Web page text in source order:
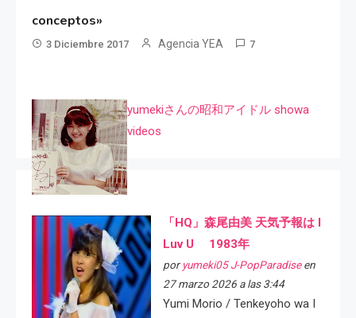
conceptos»
3 Diciembre 2017 Agencia YEA 7
yumekiさんの昭和アイドル showa
videos
「HQ」森尾由美 天気予報は I
Luv U 1983年
por yumeki05 J-PopParadiseen
27 marzo 2026 a las 3:44
Yumi Morio / Tenkeyoho wa I